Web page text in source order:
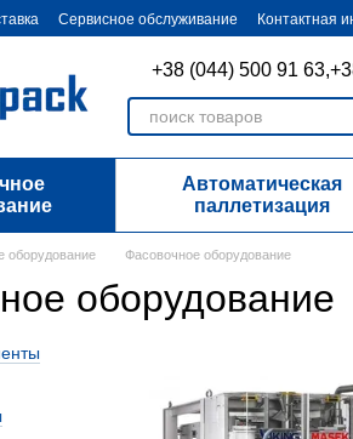
Cервисное обслуживание Контактная
+38 (044) 500 91 63,
Автоматическая
паллетизация
оборудование Фасовочное оборудование
оборудование